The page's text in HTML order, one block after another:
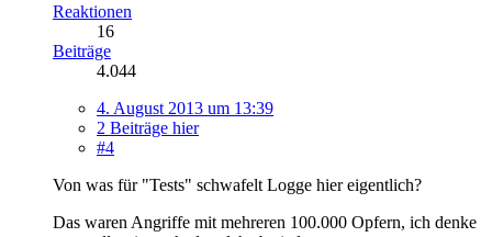
Reaktionen
16
Beiträge
4.044
4. August 2013 um 13:39
2 Beiträge hier
#4
Von was für "Tests" schwafelt Logge hier eigentlich?
Das waren Angriffe mit mehreren 100.000 Opfern, ich denke